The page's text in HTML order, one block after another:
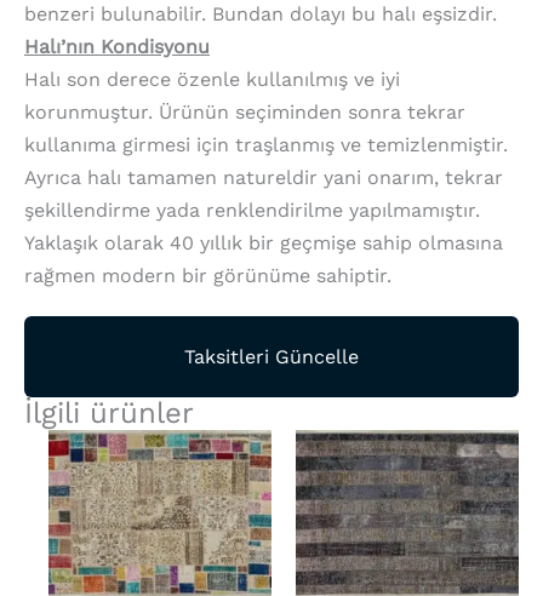
benzeri bulunabilir. Bundan dolayı bu halı eşsizdir.
Halı’nın Kondisyonu
Halı son derece özenle kullanılmış ve iyi
korunmuştur. Ürünün seçiminden sonra tekrar
kullanıma girmesi için traşlanmış ve temizlenmiştir.
Ayrıca halı tamamen natureldir yani onarım, tekrar
şekillendirme yada renklendirilme yapılmamıştır.
Yaklaşık olarak 40 yıllık bir geçmişe sahip olmasına
rağmen modern bir görünüme sahiptir.
Taksitleri Güncelle
İlgili ürünler